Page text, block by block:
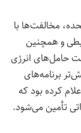
مخالفت‌ها با
و همچنین
حامل‌های انرژی
برنامه‌های
کرده بود که